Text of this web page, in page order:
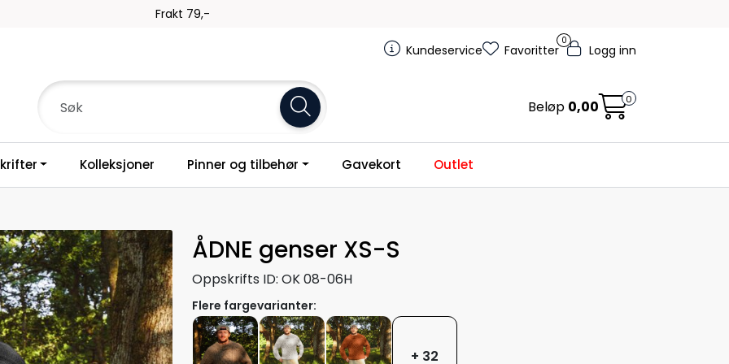
Frakt 79,-
Kundeservice
0
Favoritter Logg inn
Beløp 0,00 0
Kolleksjoner Pinner og tilbehør Gavekort Outlet
ÅDNE genser XS-S
Oppskrifts ID: OK 08-06H
Flere fargevarianter:
+ 32